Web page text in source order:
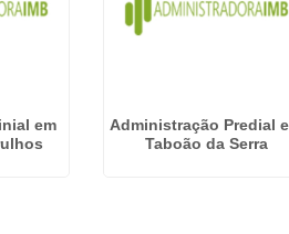
em
Administração Predial
Taboão da Serra